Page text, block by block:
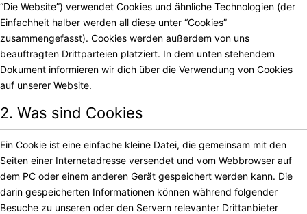
“Die Website”) verwendet Cookies und ähnliche Technologien (der
Einfachheit halber werden all diese unter “Cookies”
zusammengefasst). Cookies werden außerdem von uns
beauftragten Drittparteien platziert. In dem unten stehendem
Dokument informieren wir dich über die Verwendung von Cookies
auf unserer Website.
2. Was sind Cookies
Ein Cookie ist eine einfache kleine Datei, die gemeinsam mit den
Seiten einer Internetadresse versendet und vom Webbrowser auf
dem PC oder einem anderen Gerät gespeichert werden kann. Die
darin gespeicherten Informationen können während folgender
Besuche zu unseren oder den Servern relevanter Drittanbieter